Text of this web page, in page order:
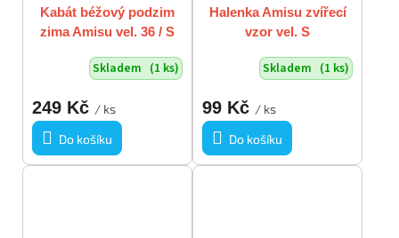
Kabát béžový podzim
zima Amisu vel. 36 / S
Skladem (1 ks)
249 Kč / ks
Do košíku
Halenka Amisu zvířecí
vzor vel. S
Skladem (1 ks)
99 Kč / ks
Do košíku